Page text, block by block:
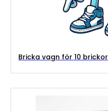
Bricka vagn för 10 brickor